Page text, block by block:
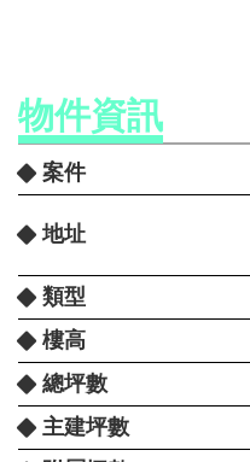
物件資訊
案件
地址
類型
樓高
總坪數
主建坪數